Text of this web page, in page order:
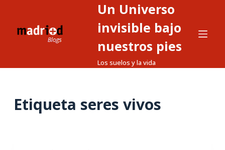
Un Universo
invisible bajo
nuestros pies
Los suelos y la vida
Etiqueta seres vivos